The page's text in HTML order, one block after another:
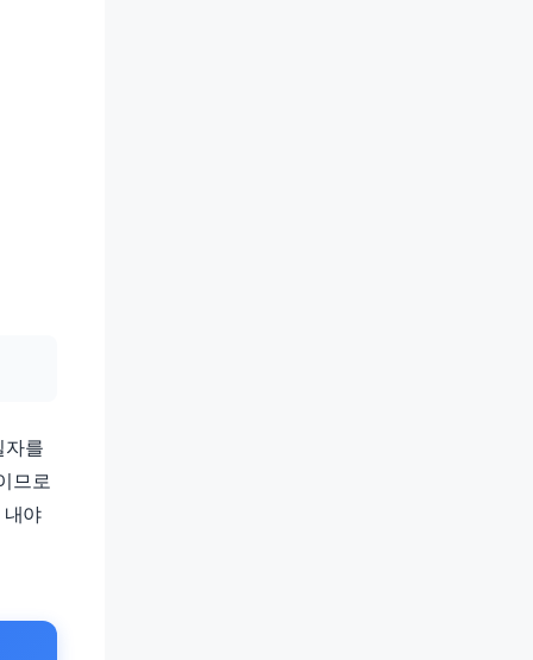
를
므로
야